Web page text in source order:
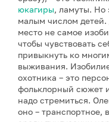
юкагиры, ламуты. Но
малым числом детей.
место не самое
чтобы чувствовать
привыкнуть ко
выживания.
охотника – это
фольклорный сюжет
надо стремиться.
оно – транспортное,